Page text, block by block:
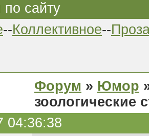
по сайту
--Коллективное--
Форум » Юмор
зоологические
04:36:38